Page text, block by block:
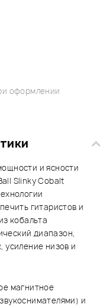
оформлении
и ясности
Slinky Cobalt
гитаристов и
кобальта
диапазон,
усиление низов и
магнитное
и